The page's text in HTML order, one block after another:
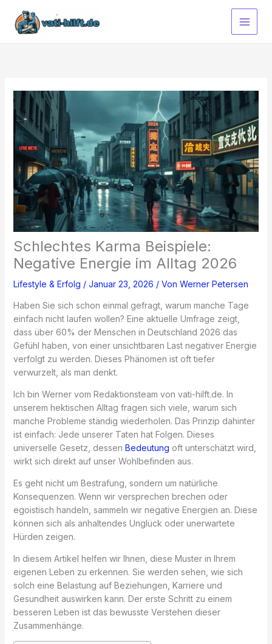
Inhalt
springen
Schlechtes Karma Beispiele:
Negative Energie im Alltag 2026
Lifestyle & Erfolg / Januar 23, 2026 / Von Werner Petersen
Haben Sie sich schon einmal gefragt, warum manche Tage
einfach nicht laufen wollen? Eine aktuelle Umfrage zeigt,
dass über 60% der Menschen in Deutschland 2026 das
Gefühl haben, von einer unsichtbaren Last negativer Energie
verfolgt zu werden. Dieses Phänomen ist oft tiefer
verwurzelt, als man denkt.
Ich bin Werner vom Redaktionsteam von vati-hilft.de. In
unserem hektischen Alltag fragen sich viele, warum sich
manche Probleme ständig wiederholen. Das Prinzip dahinter
ist einfach: Jede unserer Taten hat Folgen. Dieses
universelle Gesetz, dessen Bedeutung oft unterschätzt wird,
wirkt sich direkt auf unser Wohlbefinden aus.
Es geht nicht um Bestrafung, sondern um natürliche
Konsequenzen. Wenn wir versprechen brechen oder
egoistisch handeln, sammeln wir negative Energien an. Diese
können sich als anhaltendes Unglück oder unerwartete
Hürden zeigen.
In diesem Artikel helfen wir Ihnen, diese Muster in Ihrem
eigenen Leben zu erkennen. Sie werden sehen, wie sich
solch eine Belastung auf Beziehungen, Karriere und
Gesundheit auswirken kann. Der erste Schritt zu einem
besseren Leben ist das bewusste Verstehen dieser
Zusammenhänge.